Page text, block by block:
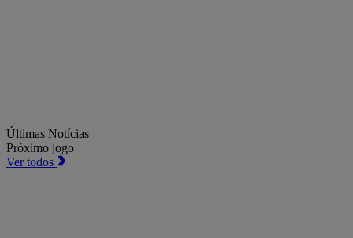
Últimas Notícias
Próximo jogo
Ver todos